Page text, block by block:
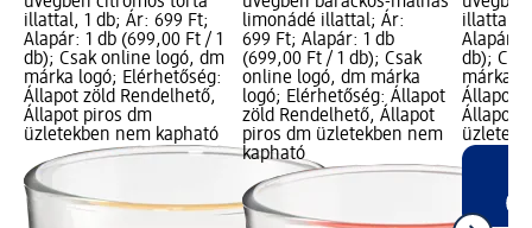
illattal, 1 db; Ár: 699 Ft;
Alapár: 1 db (699,00 Ft / 1
db); Csak online logó, dm
márka logó; Elérhetőség:
Állapot zöld Rendelhető,
Állapot piros dm
üzletekben nem kapható
limonádé illattal; Ár:
699 Ft; Alapár: 1 db
(699,00 Ft / 1 db); Csak
online logó, dm márka
logó; Elérhetőség: Állapot
zöld Rendelhető, Állapot
piros dm üzletekben nem
kapható
illattal,
Alapár:
db);
márka
Állapot
Állapot